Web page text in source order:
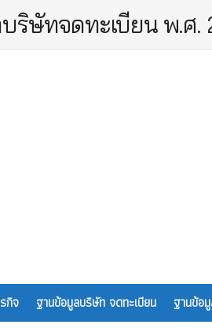
ริษัทจดทะเบียน พ.ศ.
กิจ ฐานข้อมูลบริษัท จดทะเบียน ฐานข้อ